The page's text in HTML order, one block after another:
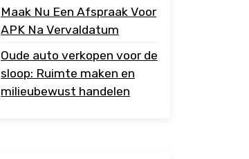
Maak Nu Een Afspraak Voor
APK Na Vervaldatum
Oude auto verkopen voor de
sloop: Ruimte maken en
milieubewust handelen